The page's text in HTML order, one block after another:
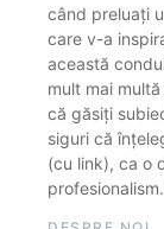
când preluați
care v-a
această
mult mai
că găsiți
siguri că
(cu link), ca o